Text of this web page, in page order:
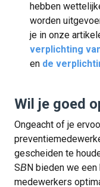
hebben
worden
je in onze
verplichting
en de
Wil je goed
Ongeacht of je
gescheiden te
SB N bieden we
medewerkers